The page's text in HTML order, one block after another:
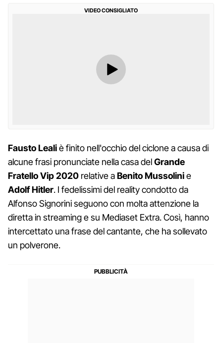
VIDEO CONSIGLIATO
Fausto Lealiè finito nell'occhio del ciclone a causa di
alcune frasi pronunciate nella casa delGrande
Fratello Vip 2020 relative aBenito Mussolinie
Adolf Hitler. I fedelissimi del reality condotto da
Alfonso Signorini seguono con molta attenzione la
diretta in streaming e su Mediaset Extra. Così, hanno
intercettato una frase del cantante, che ha sollevato
un polverone.